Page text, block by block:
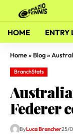
HOME ENTRY
Home» Blog»
BranchStats
Federer
ByLuca Brancher25/